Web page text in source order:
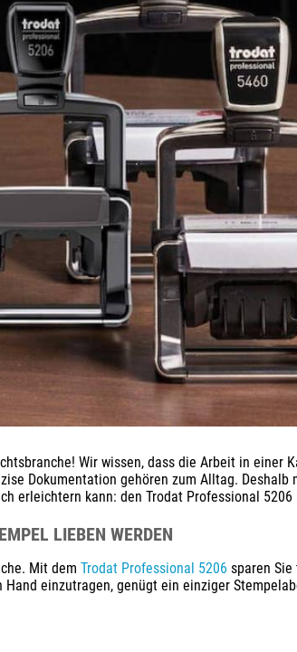
TRODAT® VINTAGE
TRODAT® CREATIVE MINI
Wir wissen, dass die Arbeit in einer
Dokumentation gehören zum Alltag.
erleichtern kann: den Trodat Professional 5206
LIEBEN WERDEN
Mit dem Trodat Professional 5206 sparen
einzutragen, genügt ein einziger